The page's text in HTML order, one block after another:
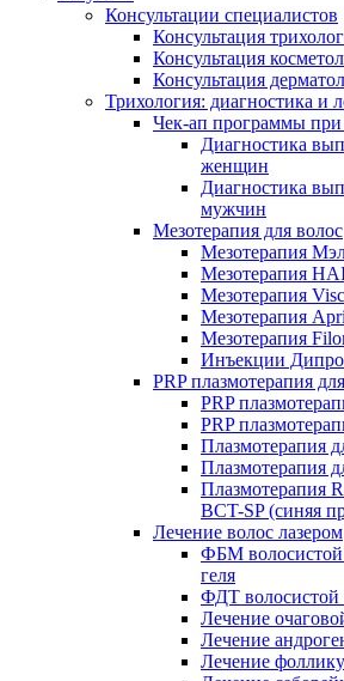
Консультации специалистов
Консультация
Консультация
Консультация
Трихология: диагностика и
Чек-ап программы
Диагностика
женщин
Диагностика
мужчин
Мезотерапия для волос
Мезотерапия
Мезотерапия
Мезотерапия
Мезотерапия
Мезотерапия
Инъекции
PRP плазмотерапия
PRP
PRP
Плазмотерапия
Плазмотерапия
Плазмотерапия
BCT-SP (синяя
Лечение волос лазером
ФБМ волосистой
геля
ФДТ волосистой
Лечение
Лечение
Лечение